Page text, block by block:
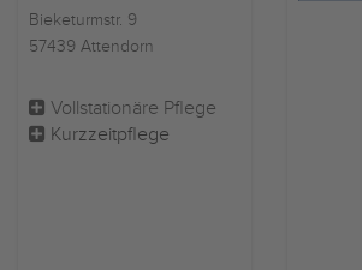
Bieketurmstr. 9
57439 Attendorn
Vollstationäre Pflege
Kurzzeitpflege